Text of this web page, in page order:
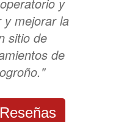
y mejorar la
sitio de
de